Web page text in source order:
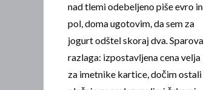
nad tlemi odebeljeno piše evro in
pol, doma ugotovim, da sem za
jogurt odštel skoraj dva. Sparova
razlaga: izpostavljena cena velja
za imetnike kartice, dočim ostali